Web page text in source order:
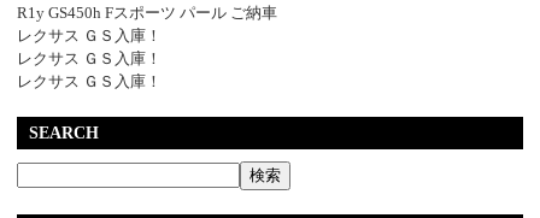
R1y GS450h Fスポーツ パール ご納車
レクサス ＧＳ入庫！
レクサス ＧＳ入庫！
レクサス ＧＳ入庫！
SEARCH